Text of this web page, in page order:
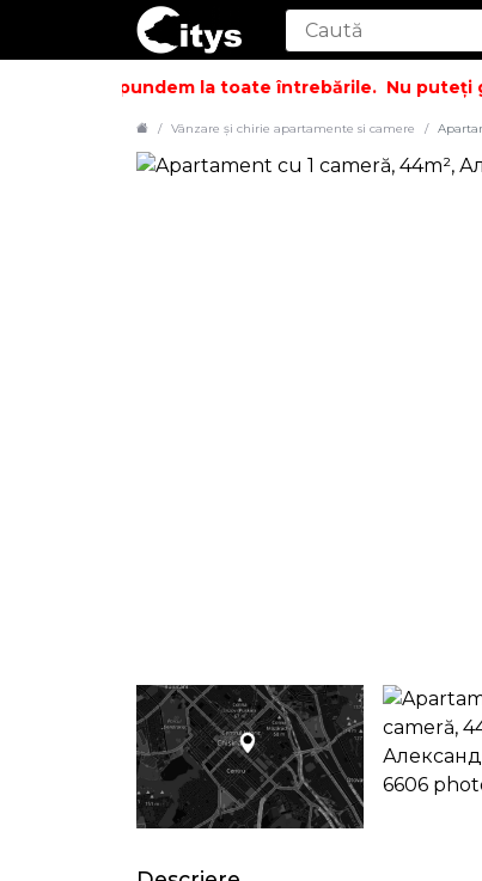
să vă răspundem la toate întrebările. Nu puteți
Vânzare și chirie apartamente si camere